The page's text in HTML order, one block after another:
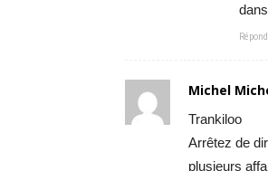
Michel
Trankiloo
Arrêtez de
plusieurs